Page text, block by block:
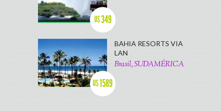
U$349
U$1589
BAHIA RESORTS VIA
LAN
Brasil, SUDAMÉRICA